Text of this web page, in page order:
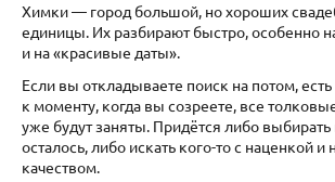
Химки — город большой, но хороших
единицы. Их разбирают быстро, особенно
и на «красивые даты».
Если вы откладываете поиск на потом, есть
к моменту, когда вы созреете, все
уже будут заняты. Придётся либо выбирать
осталось, либо искать кого-то с наценкой
качеством.